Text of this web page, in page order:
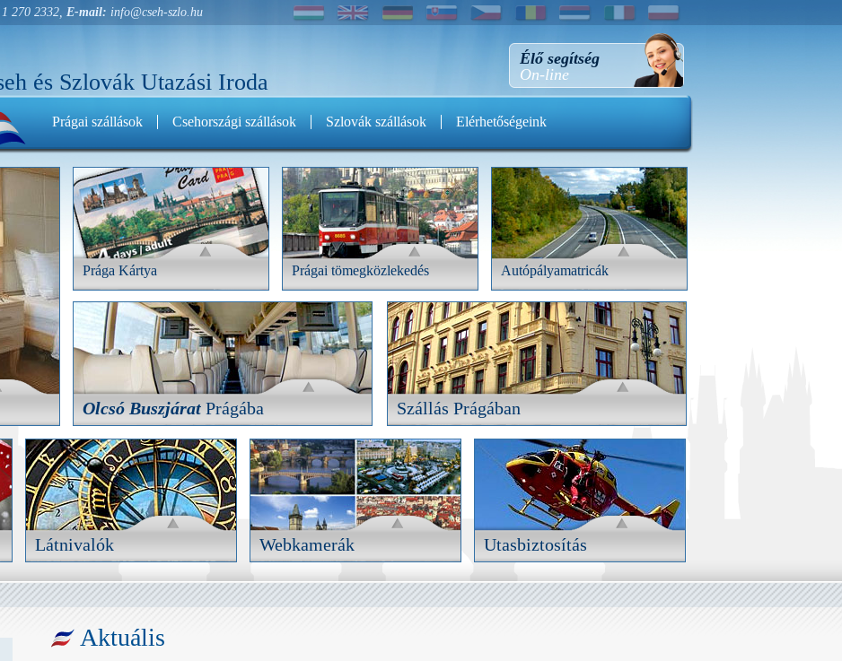
270 2332, E-mail: info@cseh-szlo.hu
és Szlovák Utazási Iroda
Élő segítség
On-line
Prágai szállások Csehországi szállások Szlovák szállások Elérhetőségeink
Prága Kártya
Prága Kártya
Vegye meg Prága Kártyáját
kedvezményesen, forintért!
RÉSZLETEK
Prágai tömegközlekedés
Prágai tömegközlekedés
Vegye meg Prágai bérletét
kedvezményesen, forintért!
RÉSZLETEK
Autópályamatricák
Autópályamatricák
Vegye meg autópályamat- ricáját
kedvezményesen, forintért
irodánkban!
RÉSZLETEK
Olcsó BuszjáratPrágába
Olcsó BuszjáratPrágába
Teljes árú buszjegyek már 2.500,- forintért,
légkondícionált luxusbuszokon.
RÉSZLETEK
Szállás Prágában
Szállás Prágában
Prágai szállások széles választéka minden
árkategóriából.
RÉSZLETEK
Látnivalók
Látnivalók
Nézze meg előre, hogy mit érdemes az
Webkamerák
Webkamerák
Kösse meg utasbiztosítását még
Utasbiztosítás
Utasbiztosítás
Kösse meg utasbiztosítását még
Aktuális